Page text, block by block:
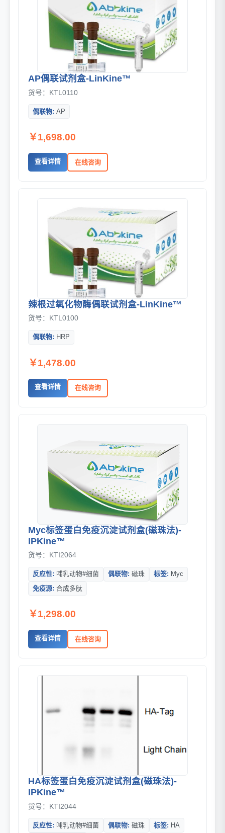
AP偶联试剂盒-LinKine™
货号：KTL0110
偶联物: AP
￥1,698.00
查看详情 在线咨询
辣根过氧化物酶偶联试剂盒-LinKine™
货号：KTL0100
偶联物: HRP
￥1,478.00
查看详情 在线咨询
Myc标签蛋白免疫沉淀试剂盒(磁珠法)-
IPKine™
货号：KTI2064
反应性: 哺乳动物#细菌 偶联物: 磁珠 标签: Myc
免疫源: 合成多肽
￥1,298.00
查看详情 在线咨询
HA标签蛋白免疫沉淀试剂盒(磁珠法)-
IPKine™
货号：KTI2044
反应性: 哺乳动物#细菌 偶联物: 磁珠 标签: HA